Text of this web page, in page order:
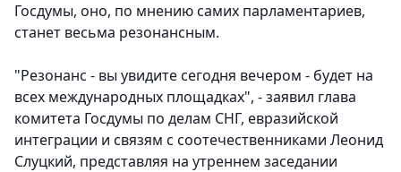
Госдумы, оно, по мнению самих парламентариев,
станет весьма резонансным.
"Резонанс - вы увидите сегодня вечером - будет на
всех международных площадках", - заявил глава
комитета Госдумы по делам СНГ, евразийской
интеграции и связям с соотечественниками Леонид
Слуцкий, представляя на утреннем заседании